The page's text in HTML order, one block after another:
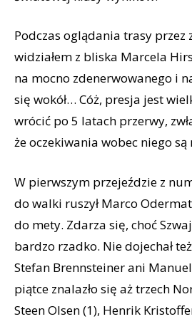
Podczas oglądania trasy przez
widziałem z bliska Marcela
na mocno zdenerwowanego i
się wokół… Cóż, presja jest
wrócić po 5 latach przerwy,
że oczekiwania wobec niego
W pierwszym przejeździe z
do walki ruszył Marco
do mety. Zdarza się, choć
bardzo rzadko. Nie dojechał
Stefan Brennsteiner ani
piątce znalazło się aż trzech
Steen Olsen (1), Henrik